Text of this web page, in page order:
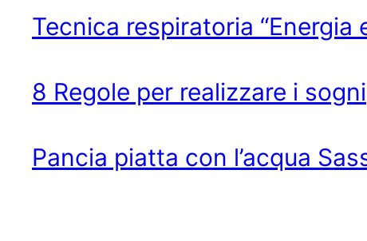
Tecnica respiratoria “Energia
8 Regole per realizzare i sogni
Pancia piatta con l’acqua